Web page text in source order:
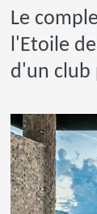
Le
l'Etoile
d'un club